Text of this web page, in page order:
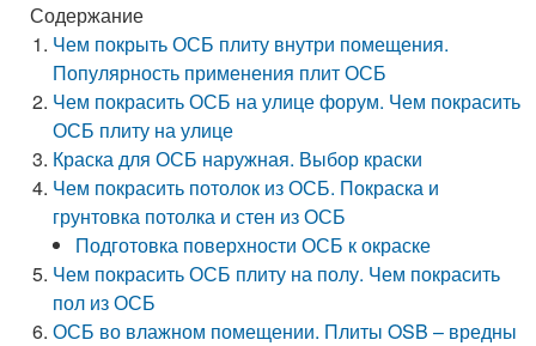
Содержание
Чем покрыть ОСБ плиту внутри помещения.
Популярность применения плит ОСБ
Чем покрасить ОСБ на улице форум. Чем покрасить
ОСБ плиту на улице
Краска для ОСБ наружная. Выбор краски
Чем покрасить потолок из ОСБ. Покраска и
грунтовка потолка и стен из ОСБ
Подготовка поверхности ОСБ к окраске
Чем покрасить ОСБ плиту на полу. Чем покрасить
пол из ОСБ
ОСБ во влажном помещении. Плиты OSB – вредны